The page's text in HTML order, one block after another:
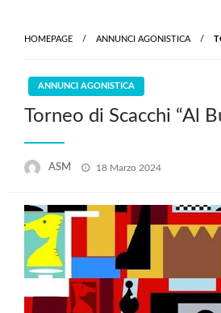
HOMEPAGE ANNUNCI AGONISTICA
ANNUNCI AGONISTICA
Torneo di Scacchi “Al
ASM
Posted
18 Marzo 2024